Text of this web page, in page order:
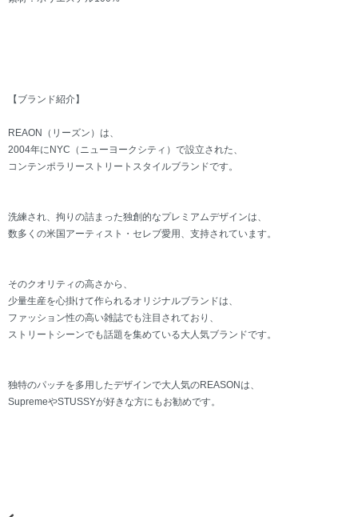
【ブランド紹介】
REAON（リーズン）は、
2004年にNYC（ニューヨークシティ）で設立された、
コンテンポラリーストリートスタイルブランドです。
洗練され、拘りの詰まった独創的なプレミアムデザインは、
数多くの米国アーティスト・セレブ愛用、支持されています。
そのクオリティの高さから、
少量生産を心掛けて作られるオリジナルブランドは、
ファッション性の高い雑誌でも注目されており、
ストリートシーンでも話題を集めている大人気ブランドです。
独特のパッチを多用したデザインで大人気のREASONは、
SupremeやSTUSSYが好きな方にもお勧めです。